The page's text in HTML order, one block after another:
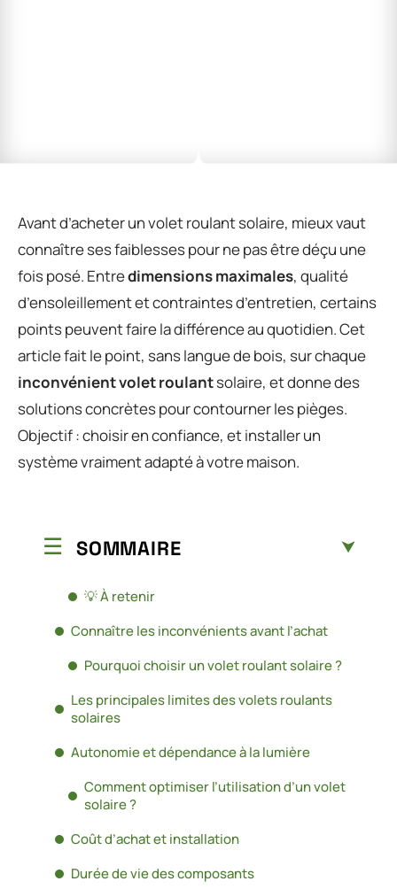
Avant d’acheter un volet roulant solaire, mieux vaut
connaître ses faiblesses pour ne pas être déçu une
fois posé. Entredimensions maximales, qualité
d’ensoleillement et contraintes d’entretien, certains
points peuvent faire la différence au quotidien. Cet
article fait le point, sans langue de bois, sur chaque
inconvénient volet roulantsolaire, et donne des
solutions concrètes pour contourner les pièges.
Objectif : choisir en confiance, et installer un
système vraiment adapté à votre maison.
SOMMAIRE
💡 À retenir
Connaître les inconvénients avant l’achat
Pourquoi choisir un volet roulant solaire ?
Les principales limites des volets roulants
solaires
Autonomie et dépendance à la lumière
Comment optimiser l’utilisation d’un volet
solaire ?
Coût d’achat et installation
Durée de vie des composants